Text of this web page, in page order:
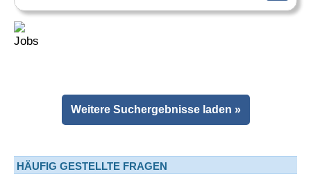
Weitere Suchergebnisse laden »
HÄUFIG GESTELLTE FRAGEN